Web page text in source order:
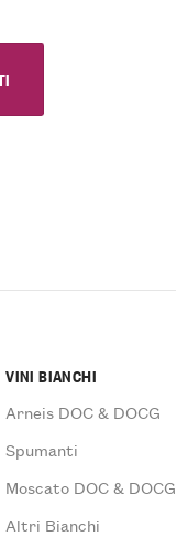
VINI BIANCHI
Arneis DOC & DOCG
Spumanti
Moscato DOC & DOCG
Altri Bianchi